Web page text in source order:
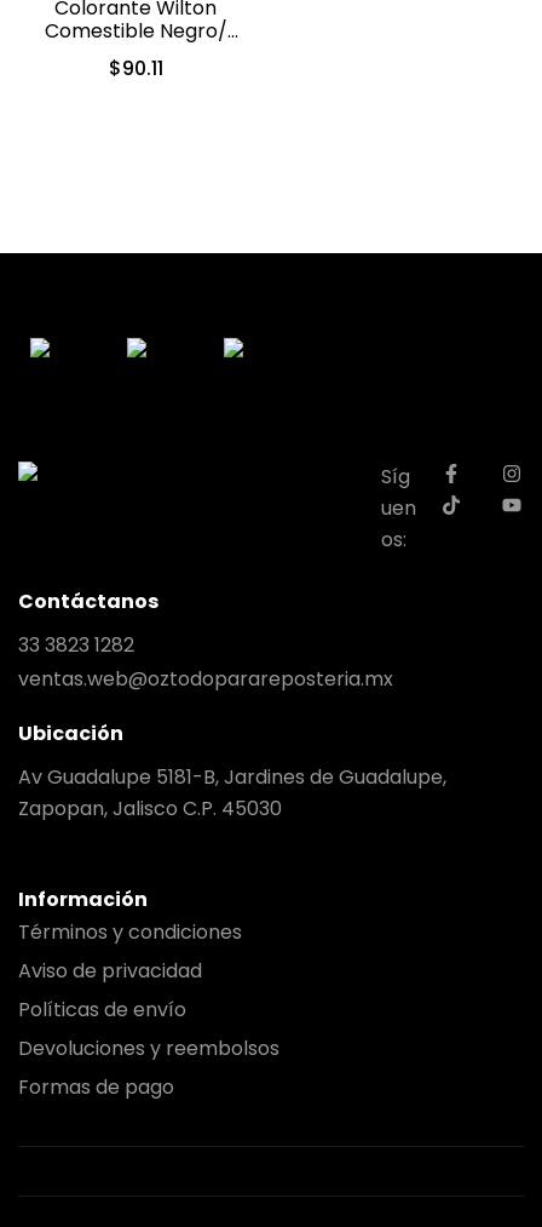
Colorante Wilton
Comestible Negro/
Black 28.3gr. (04-0-
0037)
$90.11
Síg
uen
os:
Contáctanos
33 3823 1282
ventas.web@oztodoparareposteria.mx
Ubicación
Av Guadalupe 5181-B, Jardines de Guadalupe,
Zapopan, Jalisco C.P. 45030
Información
Términos y condiciones
Aviso de privacidad
Políticas de envío
Devoluciones y reembolsos
Formas de pago